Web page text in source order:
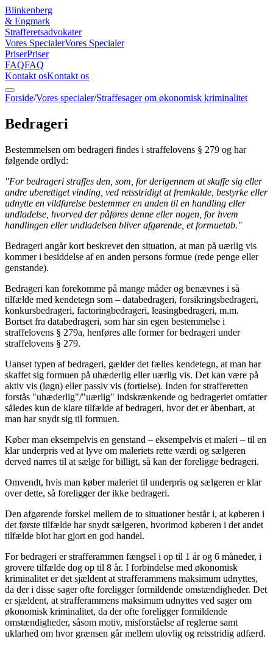
Blinkenberg
& Engmark
Strafferetsadvokater
Vores SpecialerVores Specialer
PriserPriser
FAQFAQ
Kontakt osKontakt os
Forside/Vores specialer/Straffesager om økonomisk kriminalitet
Bedrageri
Bestemmelsen om bedrageri findes i straffelovens § 279 og har
følgende ordlyd:
"For bedrageri straffes den, som, for derigennem at skaffe sig eller
andre uberettiget vinding, ved retsstridigt at fremkalde, bestyrke eller
udnytte en vildfarelse bestemmer en anden til en handling eller
undladelse, hvorved der påføres denne eller nogen, for hvem
handlingen eller undladelsen bliver afgørende, et formuetab."
Bedrageri angår kort beskrevet den situation, at man på uærlig vis
kommer i besiddelse af en anden persons formue (rede penge eller
genstande).
Bedrageri kan forekomme på mange måder og benævnes i så
tilfælde med kendetegn som – databedrageri, forsikringsbedrageri,
konkursbedrageri, factoringbedrageri, leasingbedrageri, m.m.
Bortset fra databedrageri, som har sin egen bestemmelse i
straffelovens § 279a, henføres alle former for bedrageri under
straffelovens § 279.
Uanset typen af bedrageri, gælder det fælles kendetegn, at man har
skaffet sig formuen på uhæderlig eller uærlig vis. Det kan være på
aktiv vis (løgn) eller passiv vis (fortielse). Inden for strafferetten
forstås "uhæderlig"/"uærlig" indskrænkende og bedrageriet omfatter
således kun de klare tilfælde af bedrageri, hvor det er åbenbart, at
man har snydt sig til formuen.
Køber man eksempelvis en genstand – eksempelvis et maleri – til en
klar underpris ved at lyve om maleriets rette værdi og sælgeren
derved narres til at sælge for billigt, så kan der foreligge bedrageri.
Omvendt, hvis man køber maleriet til underpris og sælgeren er klar
over dette, så foreligger der ikke bedrageri.
Den afgørende forskel mellem de to situationer består i, at køberen i
det første tilfælde har snydt sælgeren, hvorimod køberen i det andet
tilfælde blot har gjort en god handel.
For bedrageri er strafferammen fængsel i op til 1 år og 6 måneder, i
grovere tilfælde dog op til 8 år. I forbindelse med økonomisk
kriminalitet er det sjældent at strafferammens maksimum udnyttes,
da der i disse sager ofte foreligger formildende omstændigheder. Det
er sjældent, at strafferammens maksimum udnyttes ved sager om
økonomisk kriminalitet, da der ofte foreligger formildende
omstændigheder, såsom motiv, misforståelse af reglerne samt
uklarhed om hvor grænsen går mellem ulovlig og retsstridig adfærd.